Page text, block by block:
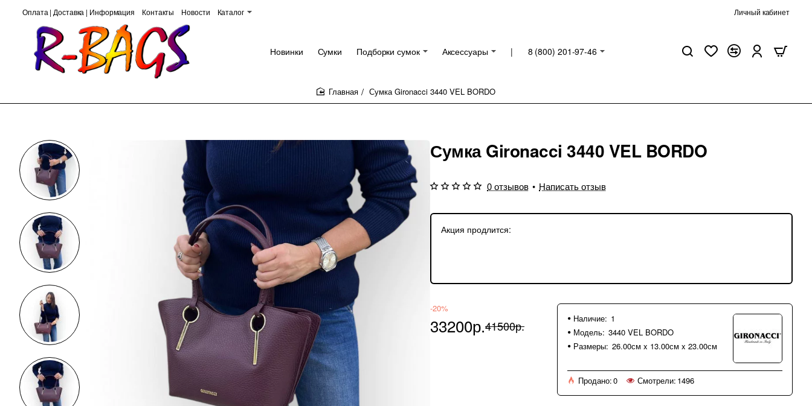
Оплата | Доставка | Информация Контакты Новости Каталог Личный кабинет
Новинки Сумки Подборки сумок Аксессуары | 8 (800) 201-97-46
Сумка Gironacci 3440 VEL BORDO
Сумка Gironacci 3440 VEL BORDO
0 отзывов • Написать отзыв
Акция продлится:
-20%
33200р.41500р. Наличие: 1
Модель: 3440 VEL BORDO
Размеры: 26.00см x 13.00см x 23.00см
Продано:0 Смотрели: 1496